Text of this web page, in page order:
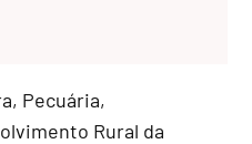
Pecuária,
Rural da